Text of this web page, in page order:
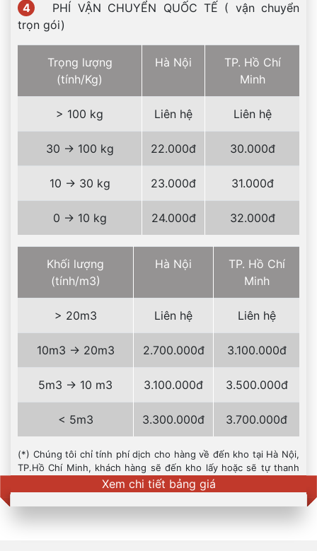
4
PHÍ VẬN CHUYỂN QUỐC TẾ ( vận chuyển
trọn gói)
Trọng lượng
(tính/Kg)
Hà Nội
TP. Hồ Chí
Minh
> 100 kg Liên hệ Liên hệ
30 -> 100 kg 22.000đ 30.000đ
10 -> 30 kg 23.000đ 31.000đ
0 -> 10 kg 24.000đ 32.000đ
Khối lượng
(tính/m3)
Hà Nội
TP. Hồ Chí
Minh
> 20m3 Liên hệ Liên hệ
10m3 -> 20m3 2.700.000đ 3.100.000đ
5m3 -> 10 m3 3.100.000đ 3.500.000đ
< 5m3 3.300.000đ 3.700.000đ
(*) Chúng tôi chỉ tính phí dịch cho hàng về đến kho tại Hà Nội,
TP.Hồ Chí Minh, khách hàng sẽ đến kho lấy hoặc sẽ tự thanh
toán tiền vận chuyển từ kho về nhà
Xem chi tiết bảng giá